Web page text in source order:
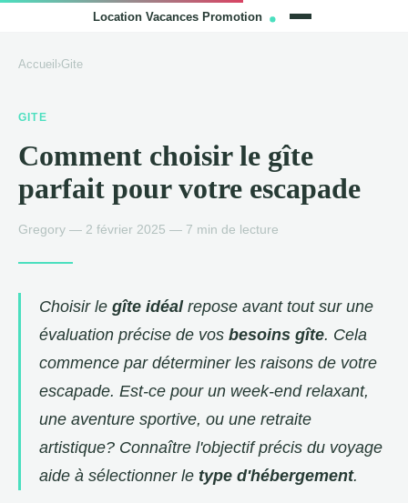
Accueil ›Gite
GITE
Comment choisir le gîte
parfait pour votre escapade
Gregory — 2 février 2025 — 7 min de lecture
Choisir le gîte idéalrepose avant tout sur une
évaluation précise de vos besoins gîte. Cela
commence par déterminer les raisons de votre
escapade. Est-ce pour un week-end relaxant,
une aventure sportive, ou une retraite
artistique? Connaître l'objectif précis du voyage
aide à sélectionner le type d'hébergement.